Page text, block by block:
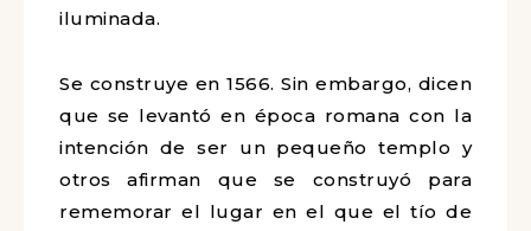
iluminada.
Se construye en 1566. Sin embargo, dicen
que se levantó en época romana con la
intención de ser un pequeño templo y
otros afirman que se construyó para
rememorar el lugar en el que el tío de